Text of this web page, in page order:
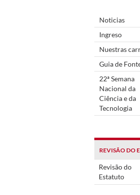
Noticias
Ingreso
Nuestras
Guia de
22ª Semana
Nacional da
Ciência e da
Tecnologia
REVISÃO DO
Revisão do
Estatuto